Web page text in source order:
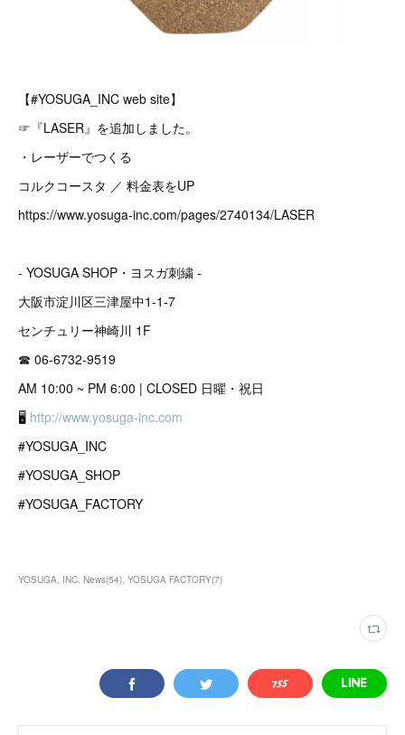
【#YOSUGA_INC web site】
☞『LASER』を追加しました。
・レーザーでつくる
コルクコースタ ／ 料金表をUP
https://www.yosuga-inc.com/pages/2740134/LASER
- YOSUGA SHOP・ヨスガ刺繍 -
大阪市淀川区三津屋中1-1-7
センチュリー神崎川 1F
☎︎ 06-6732-9519
AM 10:00 ~ PM 6:00 | CLOSED 日曜・祝日
🖥 http://www.yosuga-inc.com
#YOSUGA_INC
#YOSUGA_SHOP
#YOSUGA_FACTORY
YOSUGA, INC. News(54) YOSUGA FACTORY(7)